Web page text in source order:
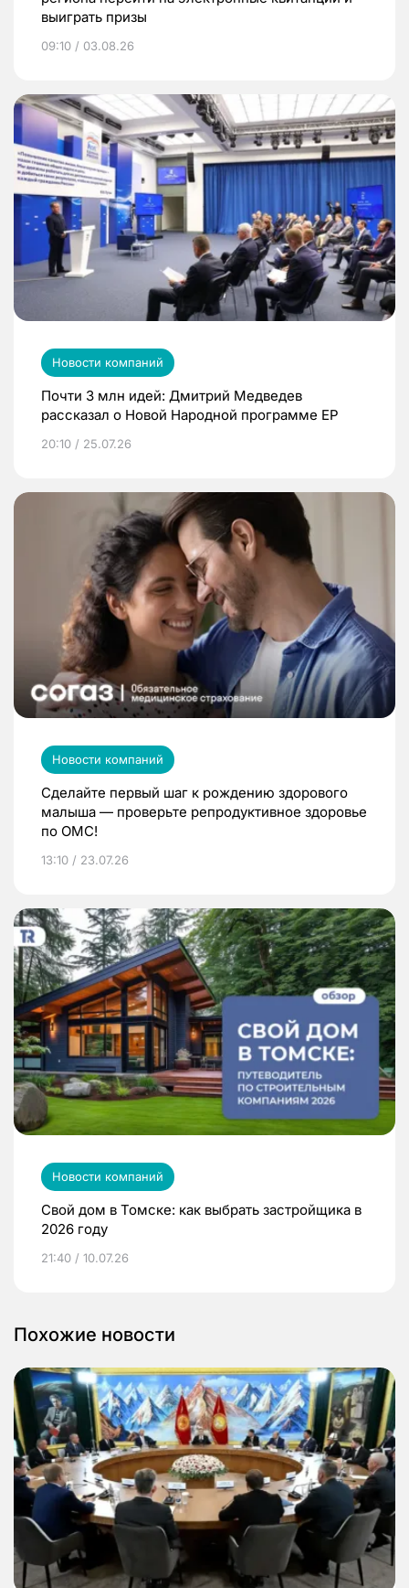
выиграть призы
09:10 / 03.08.26
Новости компаний
Почти 3 млн идей: Дмитрий Медведев
рассказал о Новой Народной программе ЕР
20:10 / 25.07.26
Новости компаний
Сделайте первый шаг к рождению здорового
малыша — проверьте репродуктивное здоровье
по ОМС!
13:10 / 23.07.26
Новости компаний
Свой дом в Томске: как выбрать застройщика в
2026 году
21:40 / 10.07.26
Похожие новости